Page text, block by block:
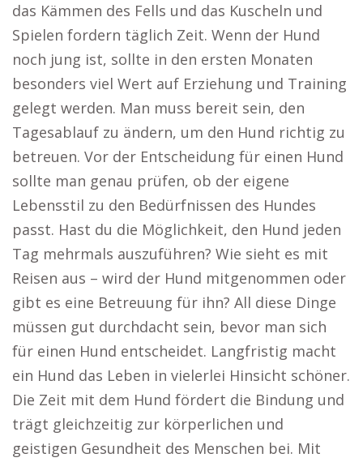
das Kämmen des Fells und das Kuscheln und
Spielen fordern täglich Zeit. Wenn der Hund
noch jung ist, sollte in den ersten Monaten
besonders viel Wert auf Erziehung und Training
gelegt werden. Man muss bereit sein, den
Tagesablauf zu ändern, um den Hund richtig zu
betreuen. Vor der Entscheidung für einen Hund
sollte man genau prüfen, ob der eigene
Lebensstil zu den Bedürfnissen des Hundes
passt. Hast du die Möglichkeit, den Hund jeden
Tag mehrmals auszuführen? Wie sieht es mit
Reisen aus – wird der Hund mitgenommen oder
gibt es eine Betreuung für ihn? All diese Dinge
müssen gut durchdacht sein, bevor man sich
für einen Hund entscheidet. Langfristig macht
ein Hund das Leben in vielerlei Hinsicht schöner.
Die Zeit mit dem Hund fördert die Bindung und
trägt gleichzeitig zur körperlichen und
geistigen Gesundheit des Menschen bei. Mit